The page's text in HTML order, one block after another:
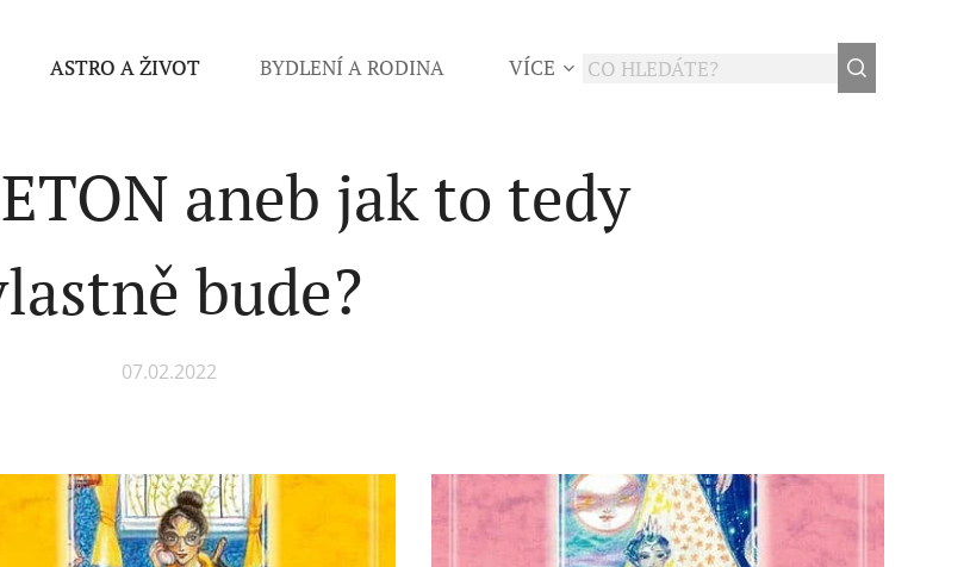
ASTRO A ŽIVOT BYDLENÍ A RODINA VÍCE
aneb jak to tedy
bude?
07.02.2022